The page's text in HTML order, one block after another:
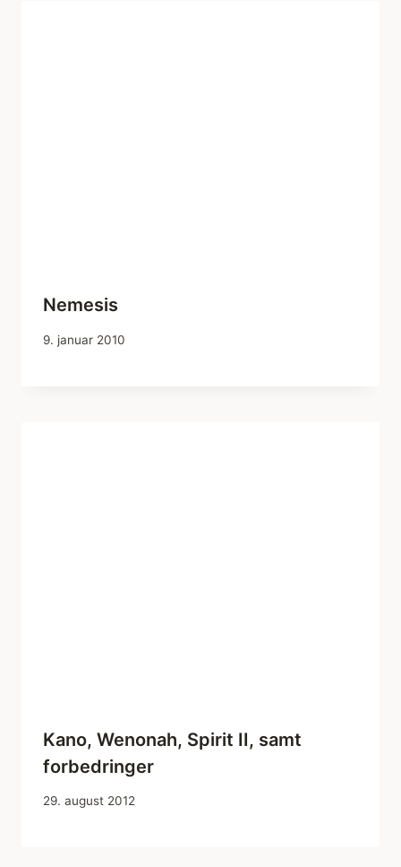
Nemesis
9. januar 2010
Kano, Wenonah, Spirit II, samt
forbedringer
29. august 2012